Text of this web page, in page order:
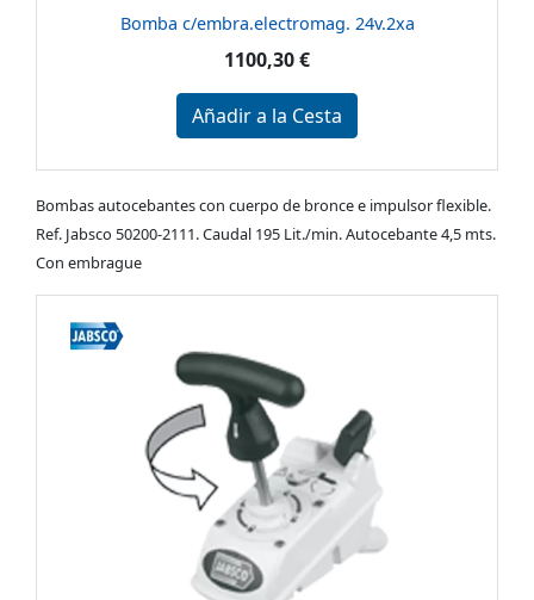
Bomba c/embra.electromag. 24v.2xa
1100,30 €
Añadir a la Cesta
Bombas autocebantes con cuerpo de bronce e impulsor flexible.
Ref. Jabsco 50200-2111. Caudal 195 Lit./min. Autocebante 4,5 mts.
Con embrague